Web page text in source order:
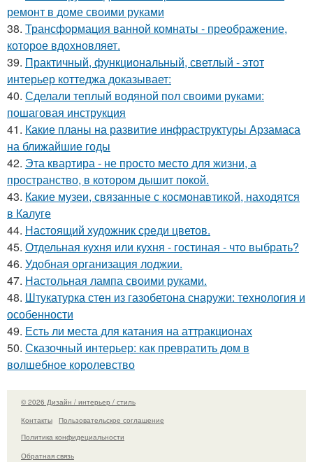
ремонт в доме своими руками
38. Трансформация ванной комнаты - преображение,
которое вдохновляет.
39. Практичный, функциональный, светлый - этот
интерьер коттеджа доказывает:
40. Сделали теплый водяной пол своими руками:
пошаговая инструкция
41. Какие планы на развитие инфраструктуры Арзамаса
на ближайшие годы
42. Эта квартира - не просто место для жизни, а
пространство, в котором дышит покой.
43. Какие музеи, связанные с космонавтикой, находятся
в Калуге
44. Настоящий художник среди цветов.
45. Отдельная кухня или кухня - гостиная - что выбрать?
46. Удобная организация лоджии.
47. Настольная лампа своими руками.
48. Штукатурка стен из газобетона снаружи: технология и
особенности
49. Есть ли места для катания на аттракционах
50. Сказочный интерьер: как превратить дом в
волшебное королевство
© 2026 Дизайн / интерьер / стиль
Контакты
Пользовательское соглашение
Политика конфидециальности
Обратная связь